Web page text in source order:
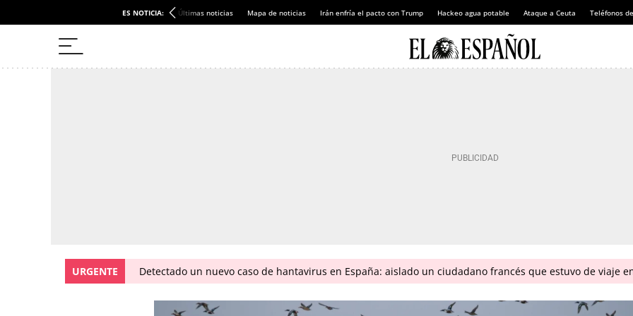
ES NOTICIA: Últimas noticias Mapa de noticias Irán enfría el pacto con Trump Hackeo agua potable Ataque a Ceuta Teléfonos
URGENTE Detectado un nuevo caso de hantavirus en España: aislado un ciudadano francés que estuvo de viaje